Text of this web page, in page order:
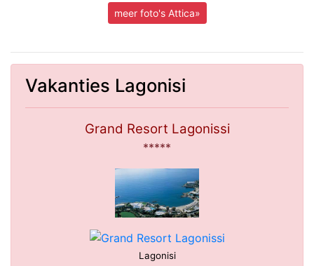
meer foto's Attica»
Vakanties Lagonisi
Grand Resort Lagonissi
*****
Lagonisi